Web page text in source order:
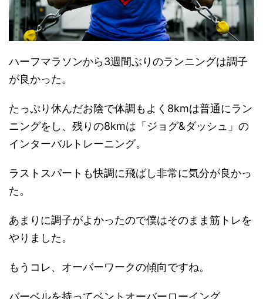
ハーフマラソンから3週間ぶりのランニングは調子
が良かった。
たっぷり休んだお陰で体調もよく8kmは普通にラン
ニングをし、残りの8kmは「ジョグ&ダッシュ」の
インターバルトレーニング。
ラストスパートも快調に飛ばし非常に気分が良かっ
た。
あまりに調子がよかったので僕はそのまま筋トレを
やりました。
もうコレ、オーバーワークの傾向ですね。
バーベルを持ってベントオーバーローイング。